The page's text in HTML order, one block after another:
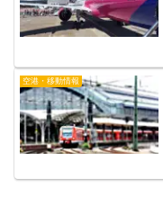
空港・移動情報